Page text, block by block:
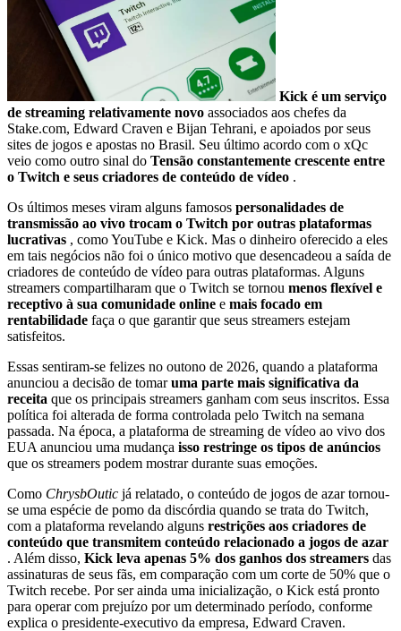
Kick é um serviço
de streaming relativamente novo associados aos chefes da
Stake.com, Edward Craven e Bijan Tehrani, e apoiados por seus
sites de jogos e apostas no Brasil. Seu último acordo com o xQc
veio como outro sinal do Tensão constantemente crescente entre
o Twitch e seus criadores de conteúdo de vídeo .
Os últimos meses viram alguns famosos personalidades de
transmissão ao vivo trocam o Twitch por outras plataformas
lucrativas , como YouTube e Kick. Mas o dinheiro oferecido a eles
em tais negócios não foi o único motivo que desencadeou a saída de
criadores de conteúdo de vídeo para outras plataformas. Alguns
streamers compartilharam que o Twitch se tornou menos flexível e
receptivo à sua comunidade online e mais focado em
rentabilidade faça o que garantir que seus streamers estejam
satisfeitos.
Essas sentiram-se felizes no outono de 2026, quando a plataforma
anunciou a decisão de tomaruma parte mais significativa da
receita que os principais streamers ganham com seus inscritos. Essa
política foi alterada de forma controlada pelo Twitch na semana
passada. Na época, a plataforma de streaming de vídeo ao vivo dos
EUA anunciou uma mudança isso restringe os tipos de anúncios
que os streamers podem mostrar durante suas emoções.
Como ChrysbOutic já relatado, o conteúdo de jogos de azar tornou-
se uma espécie de pomo da discórdia quando se trata do Twitch,
com a plataforma revelando alguns restrições aos criadores de
conteúdo que transmitem conteúdo relacionado a jogos de azar
. Além disso, Kick leva apenas 5% dos ganhos dos streamers das
assinaturas de seus fãs, em comparação com um corte de 50% que o
Twitch recebe. Por ser ainda uma inicialização, o Kick está pronto
para operar com prejuízo por um determinado período, conforme
explica o presidente-executivo da empresa, Edward Craven.